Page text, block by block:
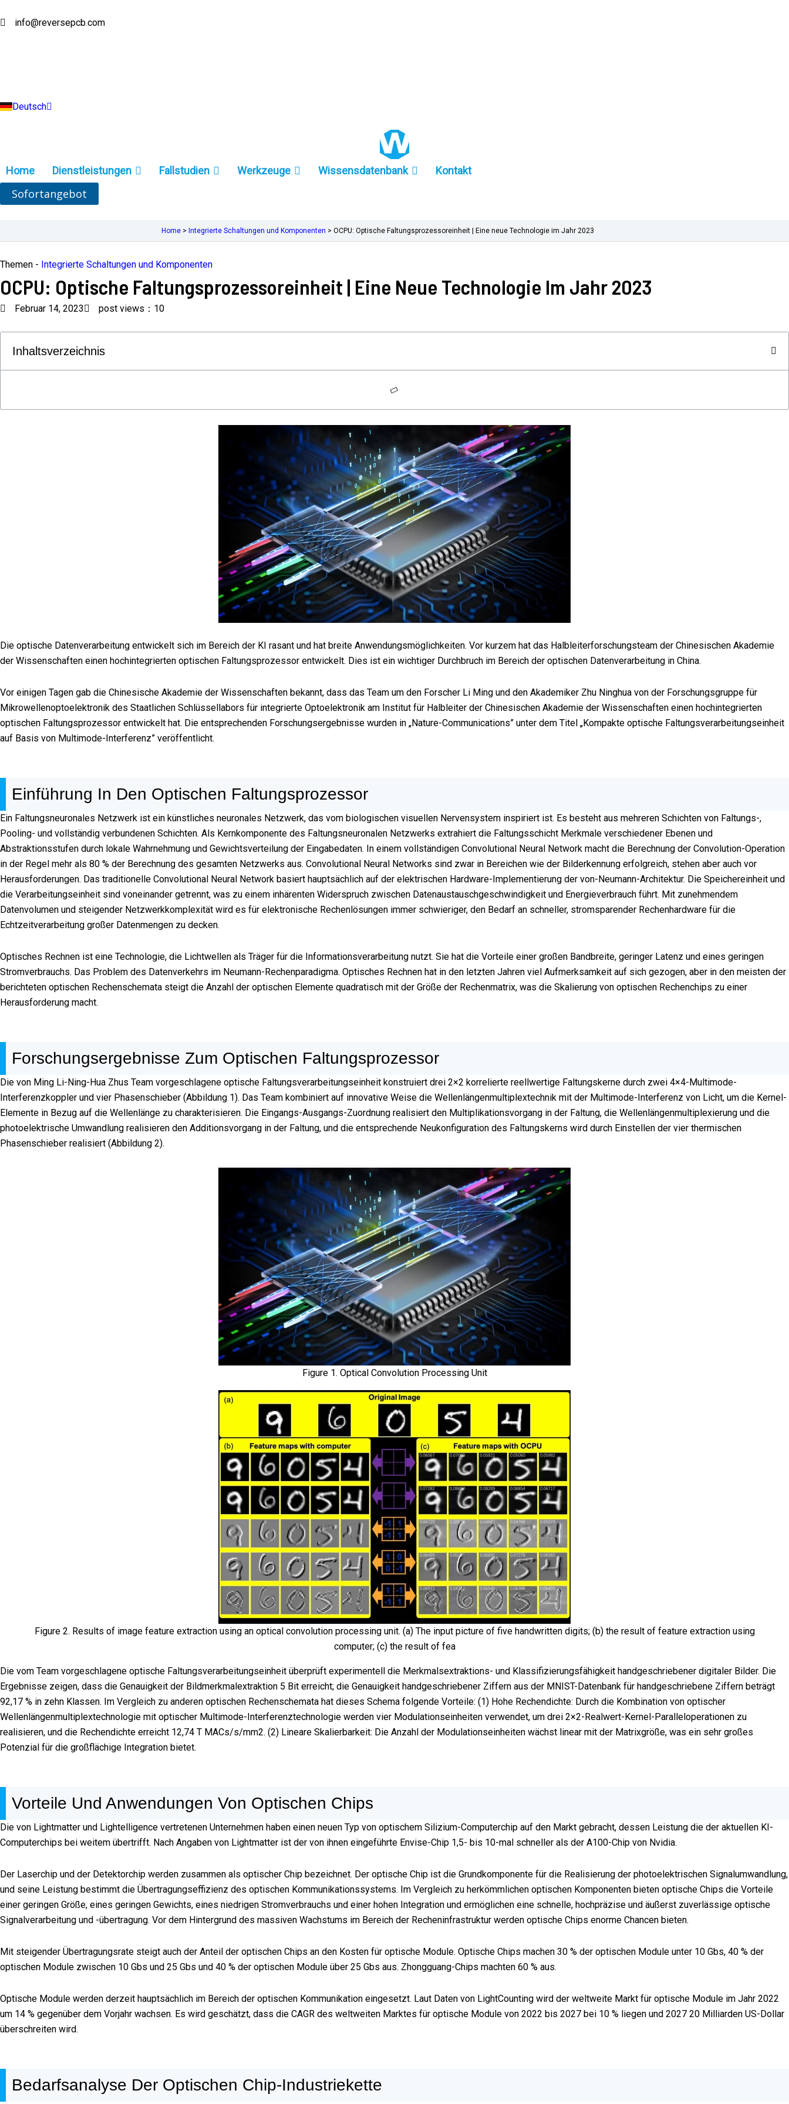
Inhaltinfo@reversepcb.com
Deutsch
English
Indonesia
Home Dienstleistungen Fallstudien Werkzeuge Wissensdatenbank Kontakt
Sofortangebot
Home > Integrierte Schaltungen und Komponenten >OCPU: Optische Faltungsprozessoreinheit | Eine neue Technologie im Jahr 2023
Themen - Integrierte Schaltungen und Komponenten
OCPU: Optische Faltungsprozessoreinheit | Eine Neue Technologie Im Jahr 2023
Februar 14, 2023 post views：10
Inhaltsverzeichnis
Die optische Datenverarbeitung entwickelt sich im Bereich der KI rasant und hat breite Anwendungsmöglichkeiten. Vor kurzem hat das Halbleiterforschungsteam der Chinesischen Akademie
der Wissenschaften einen hochintegrierten optischen Faltungsprozessor entwickelt. Dies ist ein wichtiger Durchbruch im Bereich der optischen Datenverarbeitung in China.
Vor einigen Tagen gab die Chinesische Akademie der Wissenschaften bekannt, dass das Team um den Forscher Li Ming und den Akademiker Zhu Ninghua von der Forschungsgruppe für
Mikrowellenoptoelektronik des Staatlichen Schlüssellabors für integrierte Optoelektronik am Institut für Halbleiter der Chinesischen Akademie der Wissenschaften einen hochintegrierten
optischen Faltungsprozessor entwickelt hat. Die entsprechenden Forschungsergebnisse wurden in „Nature-Communications” unter dem Titel „Kompakte optische Faltungsverarbeitungseinheit
auf Basis von Multimode-Interferenz” veröffentlicht.
Einführung In Den Optischen Faltungsprozessor
Ein Faltungsneuronales Netzwerk ist ein künstliches neuronales Netzwerk, das vom biologischen visuellen Nervensystem inspiriert ist. Es besteht aus mehreren Schichten von Faltungs-,
Pooling- und vollständig verbundenen Schichten. Als Kernkomponente des Faltungsneuronalen Netzwerks extrahiert die Faltungsschicht Merkmale verschiedener Ebenen und
Abstraktionsstufen durch lokale Wahrnehmung und Gewichtsverteilung der Eingabedaten. In einem vollständigen Convolutional Neural Network macht die Berechnung der Convolution-Operation
in der Regel mehr als 80 % der Berechnung des gesamten Netzwerks aus. Convolutional Neural Networks sind zwar in Bereichen wie der Bilderkennung erfolgreich, stehen aber auch vor
Herausforderungen. Das traditionelle Convolutional Neural Network basiert hauptsächlich auf der elektrischen Hardware-Implementierung der von-Neumann-Architektur. Die Speichereinheit und
die Verarbeitungseinheit sind voneinander getrennt, was zu einem inhärenten Widerspruch zwischen Datenaustauschgeschwindigkeit und Energieverbrauch führt. Mit zunehmendem
Datenvolumen und steigender Netzwerkkomplexität wird es für elektronische Rechenlösungen immer schwieriger, den Bedarf an schneller, stromsparender Rechenhardware für die
Echtzeitverarbeitung großer Datenmengen zu decken.
Optisches Rechnen ist eine Technologie, die Lichtwellen als Träger für die Informationsverarbeitung nutzt. Sie hat die Vorteile einer großen Bandbreite, geringer Latenz und eines geringen
Stromverbrauchs. Das Problem des Datenverkehrs im Neumann-Rechenparadigma. Optisches Rechnen hat in den letzten Jahren viel Aufmerksamkeit auf sich gezogen, aber in den meisten der
berichteten optischen Rechenschemata steigt die Anzahl der optischen Elemente quadratisch mit der Größe der Rechenmatrix, was die Skalierung von optischen Rechenchips zu einer
Herausforderung macht.
Forschungsergebnisse Zum Optischen Faltungsprozessor
Die von Ming Li-Ning-Hua Zhus Team vorgeschlagene optische Faltungsverarbeitungseinheit konstruiert drei 2×2 korrelierte reellwertige Faltungskerne durch zwei 4×4-Multimode-
Interferenzkoppler und vier Phasenschieber (Abbildung 1). Das Team kombiniert auf innovative Weise die Wellenlängenmultiplextechnik mit der Multimode-Interferenz von Licht, um die Kernel-
Elemente in Bezug auf die Wellenlänge zu charakterisieren. Die Eingangs-Ausgangs-Zuordnung realisiert den Multiplikationsvorgang in der Faltung, die Wellenlängenmultiplexierung und die
photoelektrische Umwandlung realisieren den Additionsvorgang in der Faltung, und die entsprechende Neukonfiguration des Faltungskerns wird durch Einstellen der vier thermischen
Phasenschieber realisiert (Abbildung 2).
Figure 1. Optical Convolution Processing Unit
Figure 2. Results of image feature extraction using an optical convolution processing unit. (a) The input picture of five handwritten digits; (b) the result of feature extraction using
computer; (c) the result of fea
Die vom Team vorgeschlagene optische Faltungsverarbeitungseinheit überprüft experimentell die Merkmalsextraktions- und Klassifizierungsfähigkeit handgeschriebener digitaler Bilder. Die
Ergebnisse zeigen, dass die Genauigkeit der Bildmerkmalextraktion 5 Bit erreicht; die Genauigkeit handgeschriebener Ziffern aus der MNIST-Datenbank für handgeschriebene Ziffern beträgt
92,17 % in zehn Klassen. Im Vergleich zu anderen optischen Rechenschemata hat dieses Schema folgende Vorteile: (1) Hohe Rechendichte: Durch die Kombination von optischer
Wellenlängenmultiplextechnologie mit optischer Multimode-Interferenztechnologie werden vier Modulationseinheiten verwendet, um drei 2×2-Realwert-Kernel-Paralleloperationen zu
realisieren, und die Rechendichte erreicht 12,74 T MACs/s/mm2. (2) Lineare Skalierbarkeit: Die Anzahl der Modulationseinheiten wächst linear mit der Matrixgröße, was ein sehr großes
Potenzial für die großflächige Integration bietet.
Vorteile Und Anwendungen Von Optischen Chips
Die von Lightmatter und Lightelligence vertretenen Unternehmen haben einen neuen Typ von optischem Silizium-Computerchip auf den Markt gebracht, dessen Leistung die der aktuellen KI-
Computerchips bei weitem übertrifft. Nach Angaben von Lightmatter ist der von ihnen eingeführte Envise-Chip 1,5- bis 10-mal schneller als der A100-Chip von Nvidia.
Der Laserchip und der Detektorchip werden zusammen als optischer Chip bezeichnet. Der optische Chip ist die Grundkomponente für die Realisierung der photoelektrischen Signalumwandlung,
und seine Leistung bestimmt die Übertragungseffizienz des optischen Kommunikationssystems. Im Vergleich zu herkömmlichen optischen Komponenten bieten optische Chips die Vorteile
einer geringen Größe, eines geringen Gewichts, eines niedrigen Stromverbrauchs und einer hohen Integration und ermöglichen eine schnelle, hochpräzise und äußerst zuverlässige optische
Signalverarbeitung und -übertragung. Vor dem Hintergrund des massiven Wachstums im Bereich der Recheninfrastruktur werden optische Chips enorme Chancen bieten.
Mit steigender Übertragungsrate steigt auch der Anteil der optischen Chips an den Kosten für optische Module. Optische Chips machen 30 % der optischen Module unter 10 Gbs, 40 % der
optischen Module zwischen 10 Gbs und 25 Gbs und 40 % der optischen Module über 25 Gbs aus. Zhongguang-Chips machten 60 % aus.
Optische Module werden derzeit hauptsächlich im Bereich der optischen Kommunikation eingesetzt. Laut Daten von LightCounting wird der weltweite Markt für optische Module im Jahr 2022
um 14 % gegenüber dem Vorjahr wachsen. Es wird geschätzt, dass die CAGR des weltweiten Marktes für optische Module von 2022 bis 2027 bei 10 % liegen und 2027 20 Milliarden US-Dollar
überschreiten wird.
Bedarfsanalyse Der Optischen Chip-Industriekette